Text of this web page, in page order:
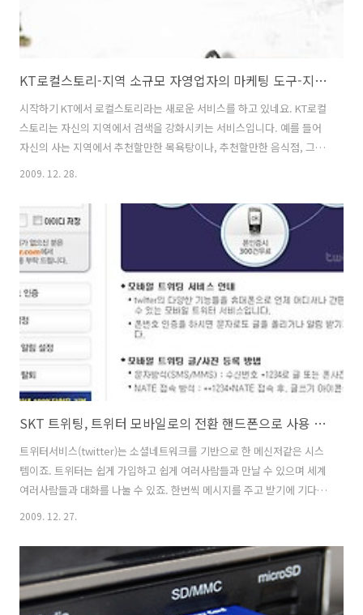
KT로컬스토리-지역 소규모 자영업자의 마케팅 도구-지역 맛집, 멋집 검색 서비스-이벤트 경품도 푸짐
시작하기 KT에서 로컬스토리라는 새로운 서비스를 하고 있네요. KT로컬
스토리는 자신의 지역에서 검색을 강화시키는 서비스입니다. 예를 들어
자신의 사는 지역에서 추천할만한 목욕탕이나, 추천할만한 음식점, 그리
고 자신이 가끔 급하게 필요한 물건을 구매하려고 했을때 찾았던 좋은 곳
그리고 업체측에서도 등록을 해놓으면 고객관리가 가능하며, 기타 여러
가지 부가기능을 활용이 가능하고 게다가 이런 서비스들이 모두 무료로
서비스가 됩니다. 흥미가 생기셨는지요. KT로컬서비스에 대해서 자세히
알아봅시다. KT로컬스토리(LOCALSTORY) 란 ? 자신이 사는 지역의 유
용한 서비스들을 검색에 등록하고, 여러사람에게 도움을 줄 수 있으며 업
체측에서는 사용자..
2009. 12. 28.
SKT 트위팅, 트위터 모바일로의 전환 핸드폰으로 사용 편할까?
트위터서비스(twitter)는 소셜네트워크를 기반으로 한 메신저같은 시스
템이죠. 트위터는 쉽게 가입하고 쉽게 여러사람들과 만날 수 있으며 세계
여러사람들과 대화를 나눌 수 있죠. 한번씩 메시지를 주고 받기에 기다리
지 한번 살펴보도록 합시다. 컴퓨터 이용한 트위터 사용 트위터
(http://twitter.com/) 에서 회원가입을 간단히 마치고 바로 트위터를
할 수 있습니다. 관심있는 내용을 말한 사람에게 따라오기를 신청하고 서
로 엮어지면 서로 글도 보내고 친해질 수 있죠. 그리고 트위터와 블로그
2009. 12. 27.